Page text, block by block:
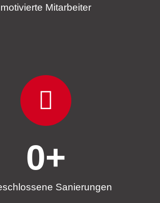
motivierte Mitarbeiter
Sanierungen
0+